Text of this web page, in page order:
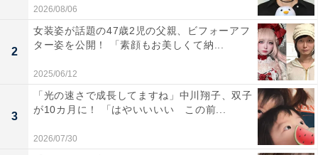
2026/08/06
2
女装姿が話題の47歳2児の父親、ビフォーアフ
ター姿を公開！ 「素顔もお美しくて納...
2025/06/12
3
「光の速さで成長してますね」中川翔子、双子
が10カ月に！ 「はやいいいい この前...
2026/07/30